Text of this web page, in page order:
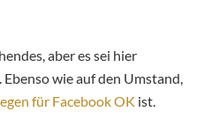
aber es sei hier
wie auf den Umstand,
für Facebook OK ist.